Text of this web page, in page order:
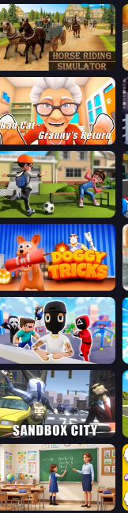
Horse Riding Simulator
Bad Cat - Granny's Return
The Prank King
Doggy Tricks
Sandbox City
High School Teacher Simulator